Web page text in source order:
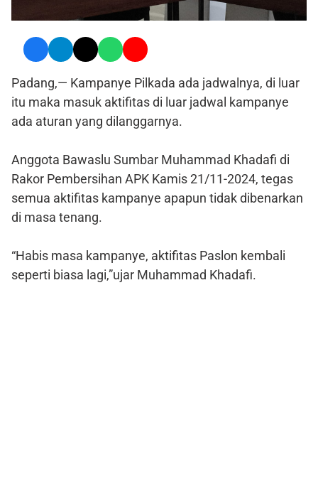
Padang,— Kampanye Pilkada ada jadwalnya, di luar
itu maka masuk aktifitas di luar jadwal kampanye
ada aturan yang dilanggarnya.
Anggota Bawaslu Sumbar Muhammad Khadafi di
Rakor Pembersihan APK Kamis 21/11-2024, tegas
semua aktifitas kampanye apapun tidak dibenarkan
di masa tenang.
“Habis masa kampanye, aktifitas Paslon kembali
seperti biasa lagi,”ujar Muhammad Khadafi.